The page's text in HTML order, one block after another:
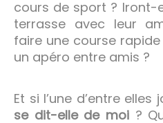
cours de sport ? Iront-
terrasse avec leur
faire une course
un apéro entre amis ?
Et si l’une d’entre elles
se dit-elle de moi ?